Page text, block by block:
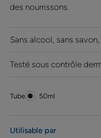
des nourrissons.
Sans alcool, sans
Testé sous contrôle
Tube Tube
50ml
Utilisable par